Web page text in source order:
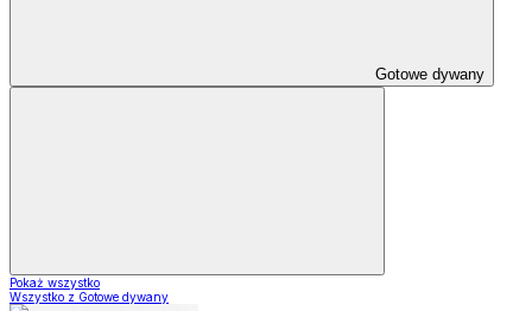
Gotowe dywany
Pokaż wszystko
Wszystko z Gotowe dywany